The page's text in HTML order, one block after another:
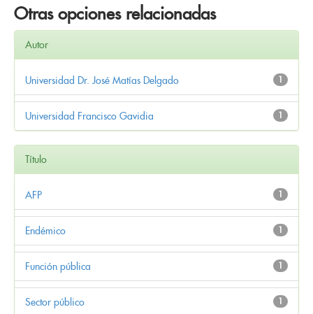
Otras opciones relacionadas
Autor
1
Universidad Dr. José Matías Delgado
1
Universidad Francisco Gavidia
Título
1
AFP
1
Endémico
1
Función pública
1
Sector público